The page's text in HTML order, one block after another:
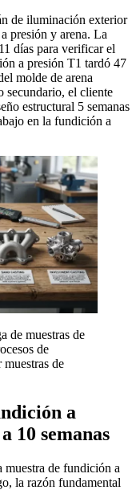
de iluminación exterior
presión y arena. La
días para verificar el
a presión T1 tardó 47
molde de arena
secundario, el cliente
estructural 5 semanas
en la fundición a
de muestras de
de
de
a
10 semanas
de fundición a
la razón fundamental